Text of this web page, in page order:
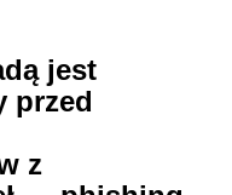
jest
przed
z